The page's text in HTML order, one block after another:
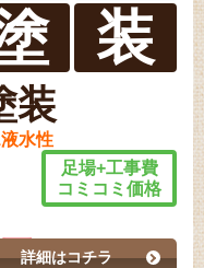
装
装
水性
足場+工事費
コミコミ価格
詳細はコチラ